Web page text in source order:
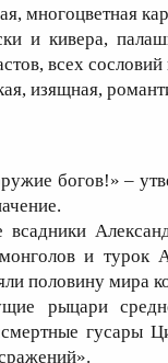
многоцветная
и кивера,
всех
изящная,
богов!» –
всадники
и
половину мира
рыцари
гусары